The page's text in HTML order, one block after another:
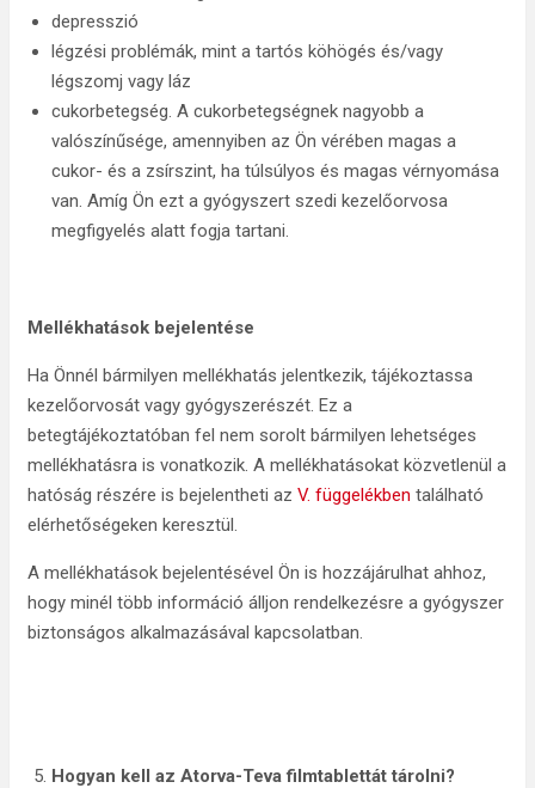
depresszió
légzési problémák, mint a tartós köhögés és/vagy
légszomj vagy láz
cukorbetegség. A cukorbetegségnek nagyobb a
valószínűsége, amennyiben az Ön vérében magas a
cukor- és a zsírszint, ha túlsúlyos és magas vérnyomása
van. Amíg Ön ezt a gyógyszert szedi kezelőorvosa
megfigyelés alatt fogja tartani.
Mellékhatások bejelentése
Ha Önnél bármilyen mellékhatás jelentkezik, tájékoztassa
kezelőorvosát vagy gyógyszerészét. Ez a
betegtájékoztatóban fel nem sorolt bármilyen lehetséges
mellékhatásra is vonatkozik. A mellékhatásokat közvetlenül a
hatóság részére is bejelentheti az V. függelékben található
elérhetőségeken keresztül.
A mellékhatások bejelentésével Ön is hozzájárulhat ahhoz,
hogy minél több információ álljon rendelkezésre a gyógyszer
biztonságos alkalmazásával kapcsolatban.
Hogyan kell az Atorva-Teva filmtablettát tárolni?